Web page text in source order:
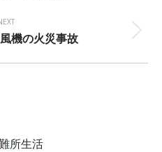
Next
機の火災事故
所生活